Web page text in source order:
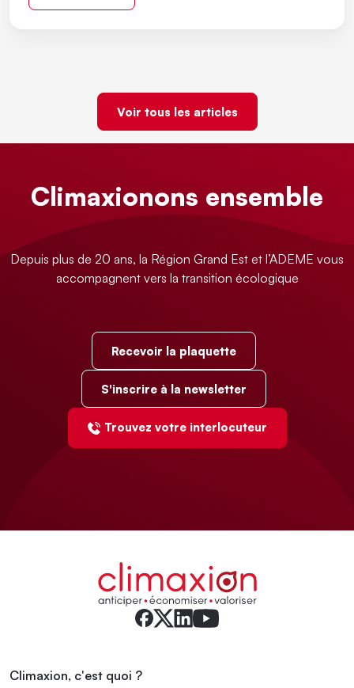
Voir tous les articles
Climaxionons ensemble
Depuis plus de 20 ans, la Région Grand Est et l’ADEME vous
accompagnent vers la transition écologique
Recevoir la plaquette
S'inscrire à la newsletter
Trouvez votre interlocuteur
Climaxion, c'est quoi ?